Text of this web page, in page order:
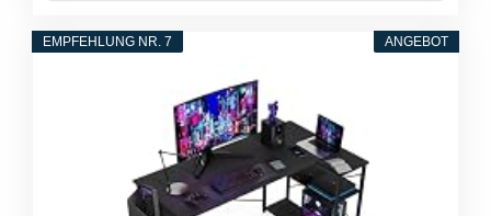
ANGEBOT
EMPFEHLUNG NR. 7